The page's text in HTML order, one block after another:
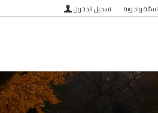
اسئلة واجوبة تسجيل الدخول